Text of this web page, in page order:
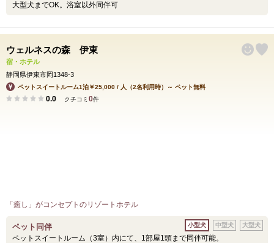
大型犬までOK。浴室以外同伴可
ウェルネスの森 伊東
宿・ホテル
静岡県伊東市岡1348-3
ペットスイートルーム1泊￥25,000 / 人（2名利用時）～ ペット無料
0.0 クチコミ 0件
「癒し」がコンセプトのリゾートホテル
ペット同伴
ペットスイートルーム（3室）内にて、1部屋1頭まで同伴可能。
小型犬 中型犬 大型犬